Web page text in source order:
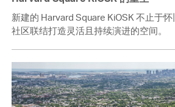
新建的 Harvard Square KiOSK 不止于怀
社区联结打造灵活且持续演进的空间。